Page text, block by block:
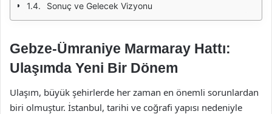
Sonuç ve Gelecek Vizyonu
Gebze-Ümraniye Marmaray Hattı:
Ulaşımda Yeni Bir Dönem
Ulaşım, büyük şehirlerde her zaman en önemli sorunlardan
biri olmuştur. İstanbul, tarihi ve coğrafi yapısı nedeniyle